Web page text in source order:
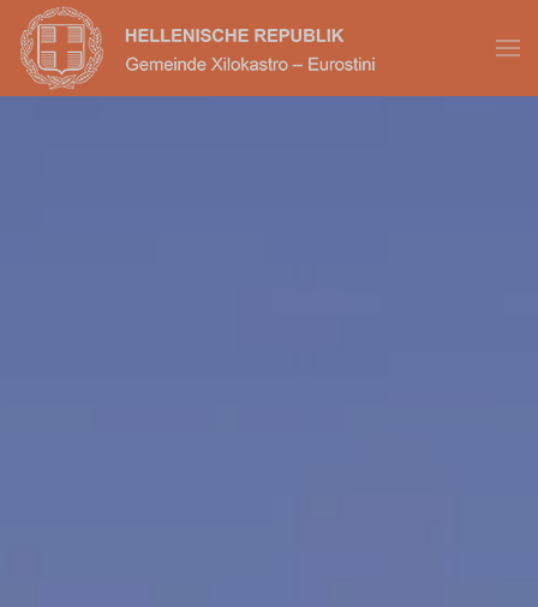
Skip to main content